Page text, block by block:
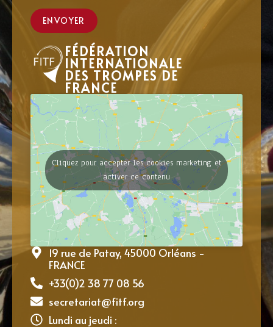
ENVOYER
FÉDÉRATION
INTERNATIONALE
DES TROMPES DE
FRANCE
Cliquez pour accepter les cookies marketing et
activer ce contenu
19 rue de Patay, 45000 Orléans -
FRANCE
+33(0)2 38 77 08 56
secretariat@fitf.org
Lundi au jeudi :